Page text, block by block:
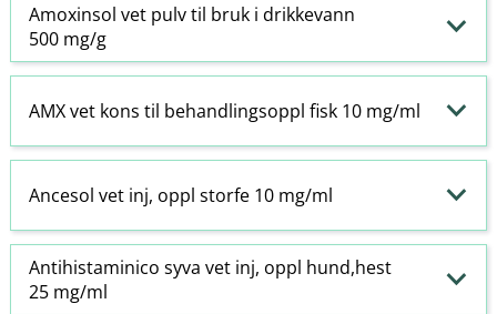
Amoxinsol vet pulv til bruk i drikkevann
500 mg/g
AMX vet kons til behandlingsoppl fisk 10 mg/ml
Ancesol vet inj, oppl storfe 10 mg/ml
Antihistaminico syva vet inj, oppl hund,hest
25 mg/ml